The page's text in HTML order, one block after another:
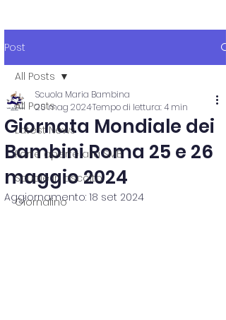
Post
All Posts
Latest News
Porte aperte alla SMB
Scuole in ascolto
Giornalino
All Posts
Giornata Mondiale dei
Bambini Roma 25 e 26
maggio 2024
Scuola Maria Bambina
20 mag 2024Tempo di lettura: 4 min
Aggiornamento: 18 set 2024